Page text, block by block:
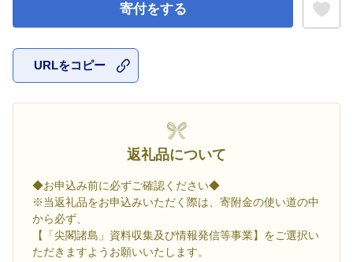
寄付をする
URLをコピー
返礼品について
◆お申込み前に必ずご確認ください◆
※当返礼品をお申込みいただく際は、寄附金の使い道の中
から必ず、
【「尖閣諸島」資料収集及び情報発信等事業】をご選択い
ただきますようお願いいたします。